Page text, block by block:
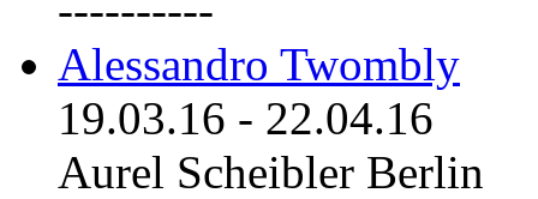
Alessandro Twombly
19.03.16 - 22.04.16
Aurel Scheibler Berlin